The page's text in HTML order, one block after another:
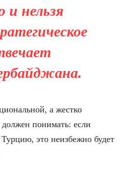
и нельзя
а жестко
понимать: если
Турцию, это неизбежно будет